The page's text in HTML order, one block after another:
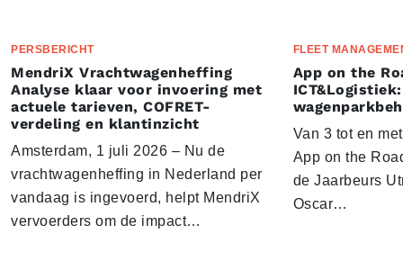
PERSBERICHT
MendriX Vrachtwagenheffing
Analyse klaar voor invoering met
actuele tarieven, COFRET-
verdeling en klantinzicht
Amsterdam, 1 juli 2026 – Nu de
vrachtwagenheffing in Nederland per
vandaag is ingevoerd, helpt MendriX
vervoerders om de impact…
FLEET
App on the
Van 3 tot en
App on the
de Jaarbeurs
Oscar…